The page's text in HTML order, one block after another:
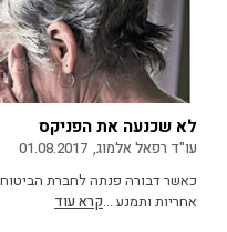
לא שכנעה את הפניקס
עו"ד רפאל אלמוג, 01.08.2017
כאשר דבורה פנתה לחברת
אחריות ותמנע ...קרא עוד